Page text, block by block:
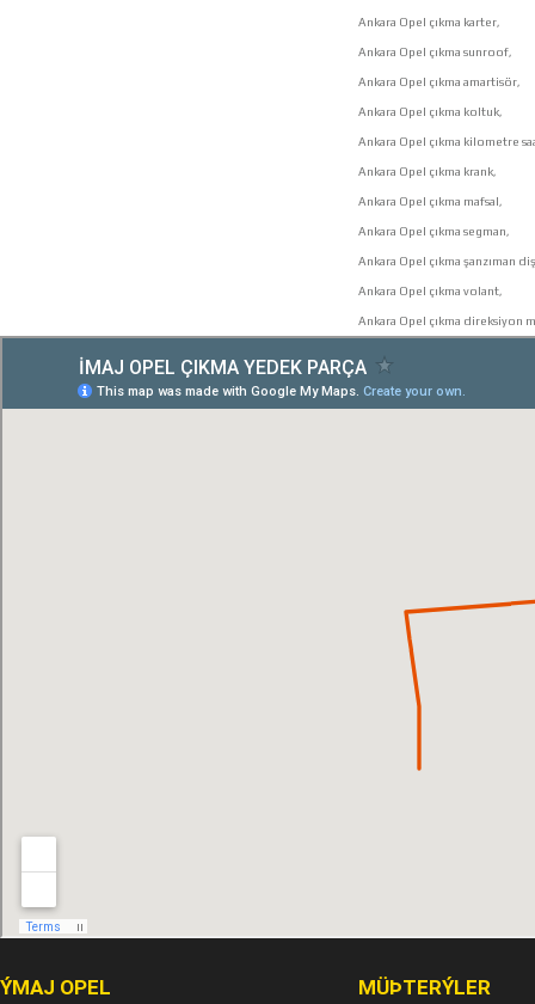
Ankara Opel çıkma karter,
Ankara Opel çıkma sunroof,
Ankara Opel çıkma amartisör,
Ankara Opel çıkma koltuk,
Ankara Opel çıkma kilometre
Ankara Opel çıkma krank,
Ankara Opel çıkma mafsal,
Ankara Opel çıkma segman,
Ankara Opel çıkma şanzıman
Ankara Opel çıkma volant,
Ankara Opel çıkma direksiyon
ÝMAJ OPEL MÜÞTERÝLER